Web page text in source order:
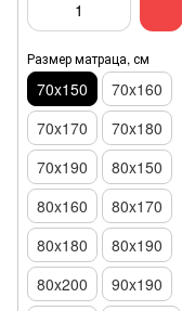
Размер матраца, см
70x150
70x160
70x170
70x180
70х190
80x150
80x160
80x170
80x180
80x190
80x200
90x190